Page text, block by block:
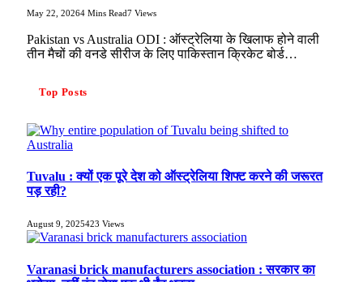
May 22, 20264 Mins Read7 Views
Pakistan vs Australia ODI : ऑस्ट्रेलिया के खिलाफ होने वाली
तीन मैचों की वनडे सीरीज के लिए पाकिस्तान क्रिकेट बोर्ड…
Top Posts
Tuvalu : क्यों एक पूरे देश को ऑस्ट्रेलिया शिफ्ट करने की जरूरत
पड़ रही?
August 9, 2025423 Views
Varanasi brick manufacturers association : सरकार का